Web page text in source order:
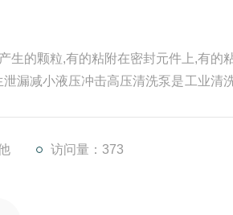
生的颗粒,有的粘附在密封元件上,有的
漏减小液压冲击高压清洗泵是工业清
访问量：373